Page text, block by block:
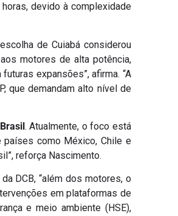
devido à complexidade
de Cuiabá considerou
motores de alta potência,
expansões”, afirma. “A
que demandam alto nível de
. Atualmente, o foco está
países como México, Chile e
reforça Nascimento.
DCB, “além dos motores, o
em plataformas de
e meio ambiente (HSE),